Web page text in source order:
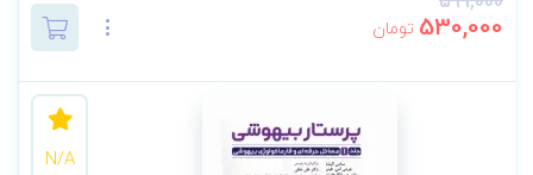
530,000 تومان
N/A